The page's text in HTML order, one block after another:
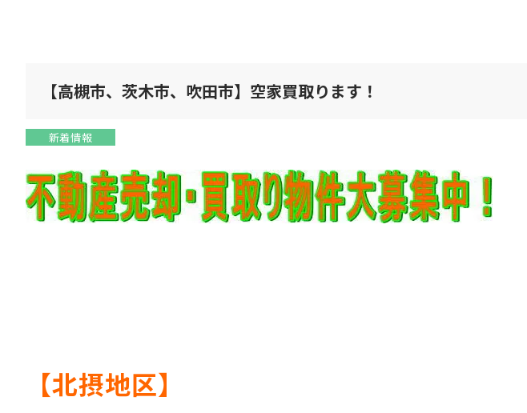
【高槻市、茨木市、吹田市】空家買取ります！
新着情報
【北摂地区】